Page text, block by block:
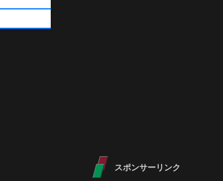
スポンサーリンク